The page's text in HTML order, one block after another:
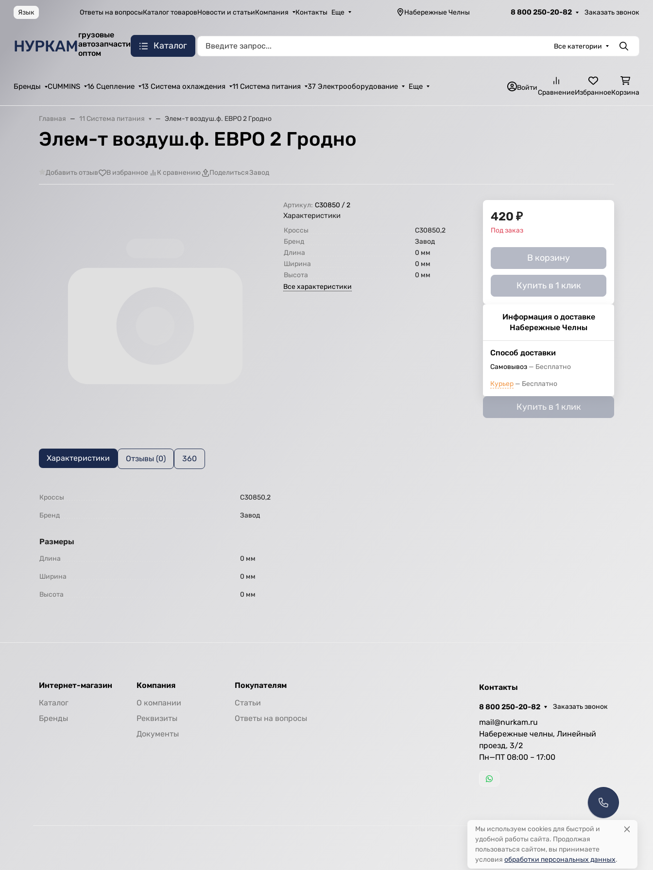
Язык Ответы на вопросыКаталог товаровНовости и статьиКомпания Контакты Еще Набережные Челны 8 800 250-20-82 Заказать звонок
НУРКАМ
грузовые
автозапчасти
оптом
Каталог Все категории Поиск
Бренды CUMMINS 16 Сцепление 13 Система охлаждения 11 Система питания 37 Электрооборудование Еще Войти
СравнениеИзбранноеКорзина
Главная 11 Система питания Элем-т воздуш.ф. ЕВРО 2 Гродно
Элем-т воздуш.ф. ЕВРО 2 Гродно
Добавить отзыв В избранное К сравнению ПоделитьсяЗавод
Артикул: С30850 / 2
Характеристики
Кроссы
С30850,2
Бренд
Завод
Длина
0 мм
Ширина
0 мм
Высота
0 мм
Все характеристики
420 ₽
Под заказ
В корзину
Купить в 1 клик
Информация о доставке
Набережные Челны
Способ доставки
Самовывоз Бесплатно
Курьер Бесплатно
Купить в 1 клик
Характеристики Отзывы (0) 360
Кроссы С30850,2
Бренд Завод
Размеры
Длина 0 мм
Ширина 0 мм
Высота 0 мм
Интернет-магазин
Каталог
Бренды
Компания
О компании
Реквизиты
Документы
Покупателям
Статьи
Ответы на вопросы
Контакты
8 800 250-20-82 Заказать звонок
mail@nurkam.ru
Набережные челны, Линейный
проезд, 3/2
Пн—ПТ 08:00 – 17:00
Мы используем cookies для быстрой и
удобной работы сайта. Продолжая
пользоваться сайтом, вы принимаете
условия обработки персональных данных.